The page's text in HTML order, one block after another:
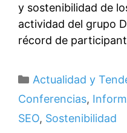
y sostenibilidad de
actividad del grupo
récord de
Categorías
Actualidad y
Conferencias,
SEO, Sostenibilidad